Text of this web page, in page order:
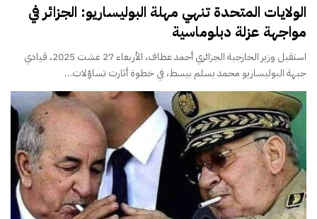
الولايات المتحدة تنهي مهلة البوليساريو: الجزائر في
مواجهة عزلة دبلوماسية
استقبل وزير الخارجية الجزائري أحمد عطاف، الأربعاء 27 غشت 2025، قيادي
جبهة البوليساريو محمد يسلم بيسط، في خطوة أثارت تساؤلات…